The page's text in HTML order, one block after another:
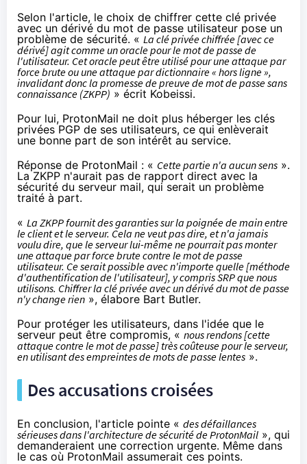
Selon l'article, le choix de chiffrer cette clé privée
avec un dérivé du mot de passe utilisateur pose un
problème de sécurité. « La clé privée chiffrée [avec ce
dérivé] agit comme un oracle pour le mot de passe de
l'utilisateur. Cet oracle peut être utilisé pour une attaque par
force brute ou une attaque par dictionnaire « hors ligne »,
invalidant donc la promesse de preuve de mot de passe sans
connaissance (ZKPP) » écrit Kobeissi.
Pour lui, ProtonMail ne doit plus héberger les clés
privées PGP de ses utilisateurs, ce qui enlèverait
une bonne part de son intérêt au service.
Réponse de ProtonMail : « Cette partie n'a aucun sens ».
La ZKPP n'aurait pas de rapport direct avec la
sécurité du serveur mail, qui serait un problème
traité à part.
« La ZKPP fournit des garanties sur la poignée de main entre
le client et le serveur. Cela ne veut pas dire, et n'a jamais
voulu dire, que le serveur lui-même ne pourrait pas monter
une attaque par force brute contre le mot de passe
utilisateur. Ce serait possible avec n'importe quelle [méthode
d'authentification de l'utilisateur], y compris SRP que nous
utilisons. Chiffrer la clé privée avec un dérivé du mot de passe
n'y change rien », élabore Bart Butler.
Pour protéger les utilisateurs, dans l'idée que le
serveur peut être compromis, « nous rendons [cette
attaque contre le mot de passe] très coûteuse pour le serveur,
en utilisant des empreintes de mots de passe lentes ».
Des accusations croisées
En conclusion, l'article pointe « des défaillances
sérieuses dans l'architecture de sécurité de ProtonMail », qui
demanderaient une correction urgente. Même dans
le cas où ProtonMail assumerait ces points.